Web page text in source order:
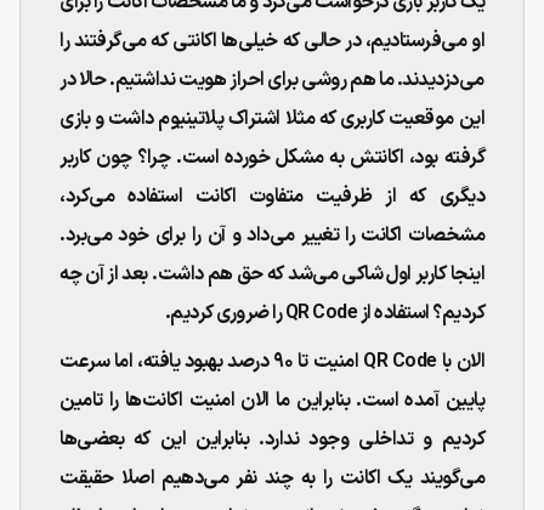
او می‌فرستادیم، در حالی که خیلی‌ها اکانتی که می‌گرفتند را
می‌دزدیدند. ما هم روشی برای احراز هویت نداشتیم. حالا در
این موقعیت کاربری که مثلا اشتراک پلاتینیوم داشت و بازی
گرفته بود، اکانتش به مشکل خورده است. چرا؟ چون کاربر
دیگری که از ظرفیت متفاوت اکانت استفاده می‌کرد،
مشخصات اکانت را تغییر می‌داد و آن را برای خود می‌برد.
اینجا کاربر اول شاکی می‌شد که حق هم داشت. بعد از آن چه
کردیم؟ استفاده از QR Code را ضروری کردیم.
الان با QR Code امنیت تا ۹۰ درصد بهبود یافته، اما سرعت
پایین آمده است. بنابراین ما الان امنیت اکانت‌ها را تامین
کردیم و تداخلی وجود ندارد. بنابراین این که بعضی‌ها
می‌گویند یک اکانت را به چند نفر می‌دهیم اصلا حقیقت